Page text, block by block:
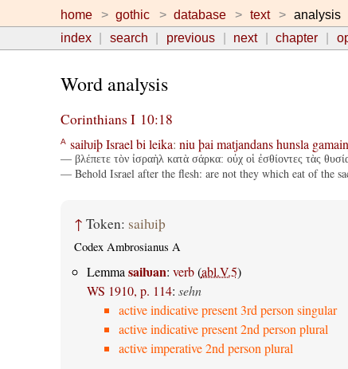
home gothic database text
analysis
index
search previous next chapter
Word analysis
Corinthians I 10:18
A saiƕiþ Israel bi leika: niu þai matjandans hunsla
— βλέπετε τὸν ἰσραὴλ κατὰ σάρκα: οὐχ οἱ ἐσθίοντες τὰς
— Behold Israel after the flesh: are not they which eat of the
↑ Token: saiƕiþ
Codex Ambrosianus A
Lemma saiƕan: verb(abl.V.5)
WS 1910, p. 114: sehn
active indicative present 3rd person singular
active indicative present 2nd person plural
active imperative 2nd person plural